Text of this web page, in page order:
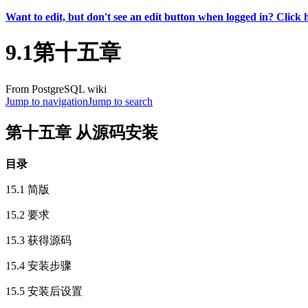
Want to edit, but don't see an edit button when logged in? Click
9.1第十五章
From PostgreSQL wiki
Jump to navigationJump to search
第十五章 从源码安装
目录
15.1 简版
15.2 要求
15.3 获得源码
15.4 安装步骤
15.5 安装后设置